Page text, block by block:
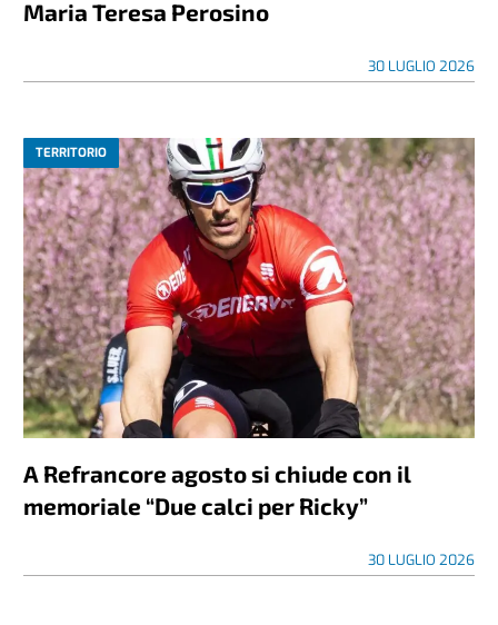
Maria Teresa Perosino
30 LUGLIO 2026
TERRITORIO
A Refrancore agosto si chiude con il
memoriale “Due calci per Ricky”
30 LUGLIO 2026